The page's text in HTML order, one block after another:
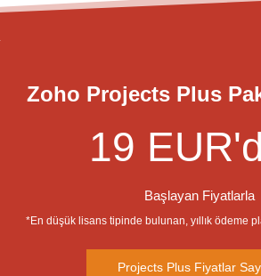
Zoho Projects Plus
19
Başlayan Fiyatlarla
*En düşük lisans tipinde bulunan, yıllık ödeme
Projects Plus Fiyatlar